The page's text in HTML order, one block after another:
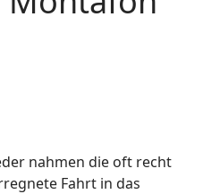
nahmen die oft recht
Fahrt in das